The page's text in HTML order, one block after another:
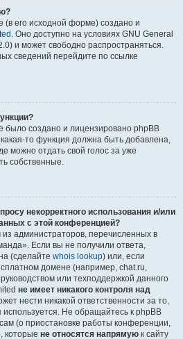
(в его исходной форме) создано и
. Оно доступно на условиях GNU General
и может свободно распространяться.
сведений перейдите по ссылке
было создано и лицензировано phpBB
то функция должна быть добавлена,
можно отдать свой голос за уже
собственные.
некорректного использования и/или
с этой конференцией?
администраторов, перечисленных в
Если вы не получили ответа,
(сделайте whois lookup) или, если
домене (например, chat.ru,
или техподдержкой данного
не имеет никакого контроля над
нести никакой ответственности за то,
Не обращайтесь к phpBB
(о приостановке работы конференции,
которые не относятся напрямую к сайту